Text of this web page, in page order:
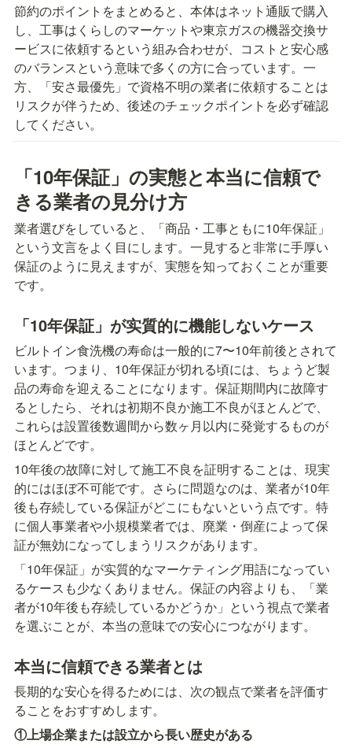
節約のポイントをまとめると、本体はネット通販で購入
し、工事はくらしのマーケットや東京ガスの機器交換サ
ービスに依頼するという組み合わせが、コストと安心感
のバランスという意味で多くの方に合っています。一
方、「安さ最優先」で資格不明の業者に依頼することは
リスクが伴うため、後述のチェックポイントを必ず確認
してください。
「10年保証」の実態と本当に信頼で
きる業者の見分け方
業者選びをしていると、「商品・工事ともに10年保証」
という文言をよく目にします。一見すると非常に手厚い
保証のように見えますが、実態を知っておくことが重要
です。
「10年保証」が实質的に機能しないケース
ビルトイン食洗機の寿命は一般的に7〜10年前後とされて
います。つまり、10年保証が切れる頃には、ちょうど製
品の寿命を迎えることになります。保証期間内に故障す
るとしたら、それは初期不良か施工不良がほとんどで、
これらは設置後数週間から数ヶ月以内に発覚するものが
ほとんどです。
10年後の故障に対して施工不良を証明することは、現実
的にはほぼ不可能です。さらに問題なのは、業者が10年
後も存続している保証がどこにもないという点です。特
に個人事業者や小規模業者では、廃業・倒産によって保
証が無効になってしまうリスクがあります。
「10年保証」が实質的なマーケティング用語になってい
るケースも少なくありません。保証の内容よりも、「業
者が10年後も存続しているかどうか」という視点で業者
を選ぶことが、本当の意味での安心につながります。
本当に信頼できる業者とは
長期的な安心を得るためには、次の観点で業者を評価す
ることをおすすめします。
①上場企業または設立から長い歴史がある